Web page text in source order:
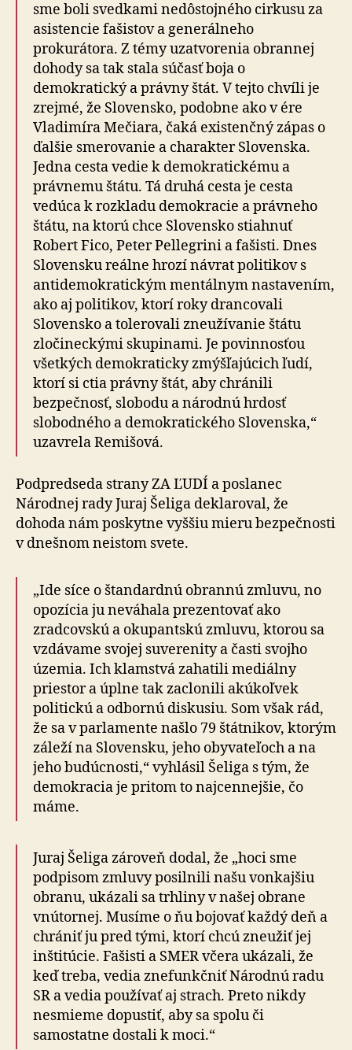
sme boli svedkami nedôstojného cirkusu za
asistencie fašistov a generálneho
prokurátora. Z témy uzatvorenia obrannej
dohody sa tak stala súčasť boja o
demokratický a právny štát. V tejto chvíli je
zrejmé, že Slovensko, podobne ako v ére
Vladimíra Mečiara, čaká existenčný zápas o
ďalšie smerovanie a charakter Slovenska.
Jedna cesta vedie k demokratickému a
právnemu štátu. Tá druhá cesta je cesta
vedúca k rozkladu demokracie a právneho
štátu, na ktorú chce Slovensko stiahnuť
Robert Fico, Peter Pellegrini a fašisti. Dnes
Slovensku reálne hrozí návrat politikov s
antidemokratickým mentálnym nastavením,
ako aj politikov, ktorí roky drancovali
Slovensko a tolerovali zneužívanie štátu
zločineckými skupinami. Je povinnosťou
všetkých demokraticky zmýšľajúcich ľudí,
ktorí si ctia právny štát, aby chránili
bezpečnosť, slobodu a národnú hrdosť
slobodného a demokratického Slovenska,“
uzavrela Remišová.
Podpredseda strany ZA ĽUDÍ a poslanec
Národnej rady Juraj Šeliga deklaroval, že
dohoda nám poskytne vyššiu mieru bezpečnosti
v dnešnom neistom svete.
„Ide síce o štandardnú obrannú zmluvu, no
opozícia ju neváhala prezentovať ako
zradcovskú a okupantskú zmluvu, ktorou sa
vzdávame svojej suverenity a časti svojho
územia. Ich klamstvá zahatili mediálny
priestor a úplne tak zaclonili akúkoľvek
politickú a odbornú diskusiu. Som však rád,
že sa v parlamente našlo 79 štátnikov, ktorým
záleží na Slovensku, jeho obyvateľoch a na
jeho budúcnosti,“ vyhlásil Šeliga s tým, že
demokracia je pritom to najcennejšie, čo
máme.
Juraj Šeliga zároveň dodal, že „hoci sme
podpisom zmluvy posilnili našu vonkajšiu
obranu, ukázali sa trhliny v našej obrane
vnútornej. Musíme o ňu bojovať každý deň a
chrániť ju pred tými, ktorí chcú zneužiť jej
inštitúcie. Fašisti a SMER včera ukázali, že
keď treba, vedia znefunkčniť Národnú radu
SR a vedia používať aj strach. Preto nikdy
nesmieme dopustiť, aby sa spolu či
samostatne dostali k moci.“